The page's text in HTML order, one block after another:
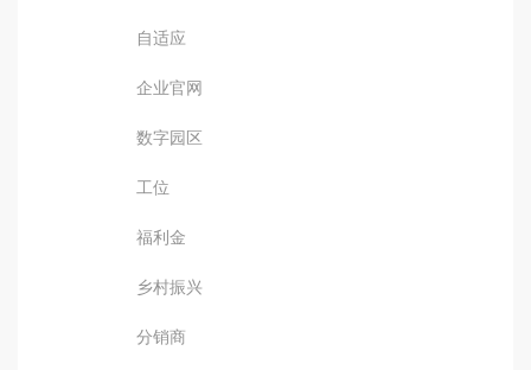
自适应
企业官网
数字园区
工位
福利金
乡村振兴
分销商